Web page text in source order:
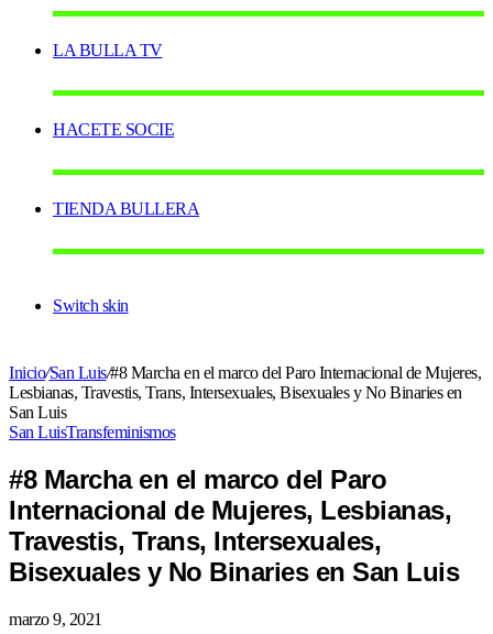
LA BULLA TV
HACETE SOCIE
TIENDA BULLERA
Switch skin
Inicio/San Luis/#8 Marcha en el marco del Paro Internacional de Mujeres,
Lesbianas, Travestis, Trans, Intersexuales, Bisexuales y No Binaries en
San Luis
San LuisTransfeminismos
#8 Marcha en el marco del Paro
Internacional de Mujeres, Lesbianas,
Travestis, Trans, Intersexuales,
Bisexuales y No Binaries en San Luis
marzo 9, 2021